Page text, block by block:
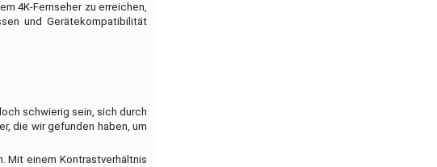
4K-Fernseher zu erreichen,
und Gerätekompatibilität
schwierig sein, sich durch
die wir gefunden haben, um
Mit einem Kontrastverhältnis